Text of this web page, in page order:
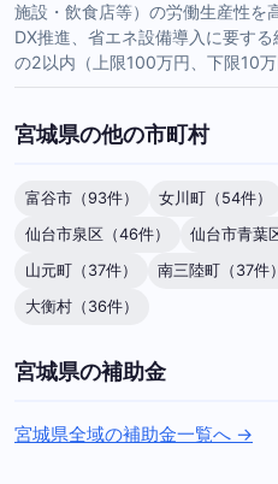
施設・飲食店等）の労働生産性を
DX推進、省エネ設備導入に要す
の2以内（上限100万円、下限10万
宮城県の他の市町村
富谷市（93件） 女川町（54件）
仙台市泉区（46件）
仙台市青葉
山元町（37件）
南三陸町（37件）
大衡村（36件）
宮城県の補助金
宮城県全域の補助金一覧へ →